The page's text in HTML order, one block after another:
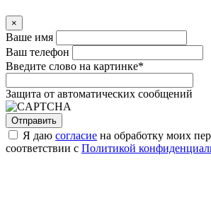
×
Ваше имя
Ваш телефон
Введите слово на картинке*
Защита от автоматических сообщений
Я даю согласие на обработку моих
соответствии с Политикой